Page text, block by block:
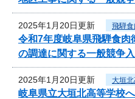
2025年1月20日更新 飛騨
令和7年度岐阜県飛騨食肉
の調達に関する一般競争
2025年1月20日更新 大垣
岐阜県立大垣北高等学校